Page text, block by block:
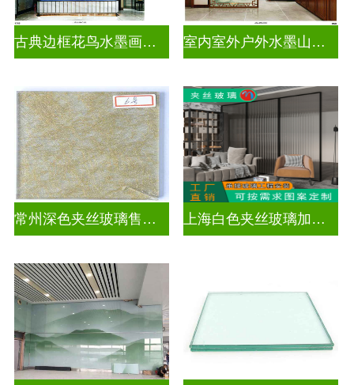
古典边框花鸟水墨画玻璃 室内室外户外水墨山水画玻璃
常州深色夹丝玻璃售价多少 上海白色夹丝玻璃加工厂